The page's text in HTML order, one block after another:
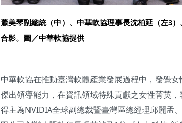
蕭美琴副總統（中）、中華軟協理事長沈柏延（左3
合影。圖／中華軟協提供
中華軟協在推動臺灣軟體產業發展過程中，發覺
傑出領導能力，在資訊領域特殊貢獻之女性菁英
得主為NVIDIA全球副總裁暨臺灣區總經理邱麗孟